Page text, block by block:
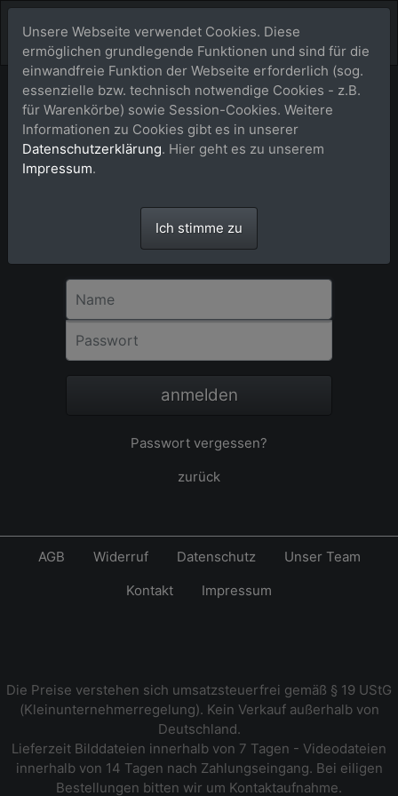
Anmeldung
Für eine Bestellung in unserem Shop ist
eine Registrierung bzw. Anmeldung nicht
Warenkorb Schritt für Schritt folgen.
Danke!
Passwort
anmelden
Passwort vergessen?
zurück
Unsere Webseite verwendet Cookies. Diese
ermöglichen grundlegende Funktionen und sind für die
einwandfreie Funktion der Webseite erforderlich (sog.
essenzielle bzw. technisch notwendige Cookies - z.B.
für Warenkörbe) sowie Session-Cookies. Weitere
Informationen zu Cookies gibt es in unserer
Datenschutzerklärung. Hier geht es zu unserem
Impressum.
Ich stimme zu
AGB Widerruf Datenschutz
Unser Team
Kontakt
Impressum
Die Preise verstehen sich umsatzsteuerfrei gemäß § 19 UStG
(Kleinunternehmerregelung). Kein Verkauf außerhalb von
Deutschland.
Lieferzeit Bilddateien innerhalb von 7 Tagen - Videodateien
innerhalb von 14 Tagen nach Zahlungseingang. Bei eiligen
Bestellungen bitten wir um Kontaktaufnahme.